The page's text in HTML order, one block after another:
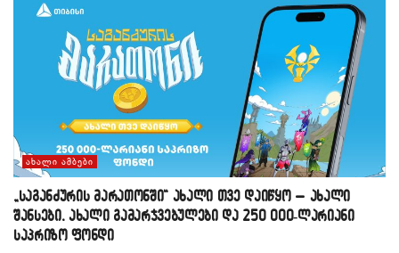
ᲐᲮᲐᲚᲘ ᲐᲛᲑᲔᲑᲘ
„საგანძურის მარათონში“ ახალი თვე დაიწყო – ახალი
შანსები, ახალი გამარჯვებულები და 250 000-ლარიანი
საპრიზო ფონდი